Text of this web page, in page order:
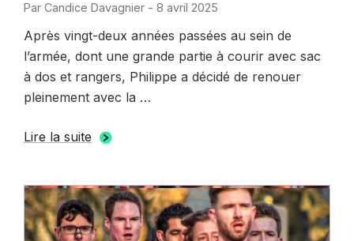
Par Candice Davagnier - Publié
8 avril 2025
Après vingt-deux années passées au sein de
l’armée, dont une grande partie à courir avec sac
à dos et rangers, Philippe a décidé de renouer
pleinement avec la …
Lire la suite